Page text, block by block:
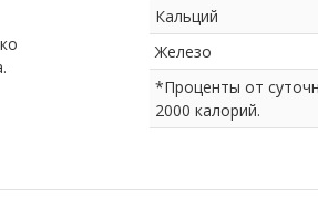
Кальций
Железо
*Проценты от
2000 калорий.